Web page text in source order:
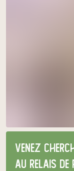
Venez
au relais de